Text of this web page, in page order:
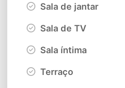
Sala de jantar
Sala de TV
Sala íntima
Terraço